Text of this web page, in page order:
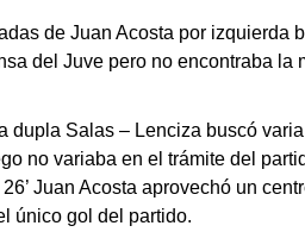
de Juan Acosta por izquierda
del Juve pero no encontraba la
dupla Salas – Lenciza buscó
no variaba en el trámite del
Juan Acosta aprovechó un
único gol del partido.